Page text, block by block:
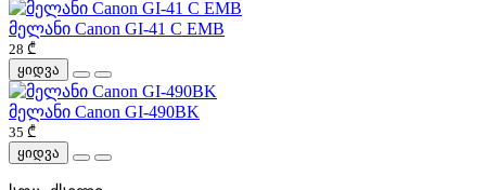
მელანი Canon GI-41 C EMB
28 ₾
ყიდვა
მელანი Canon GI-490BK
35 ₾
ყიდვა